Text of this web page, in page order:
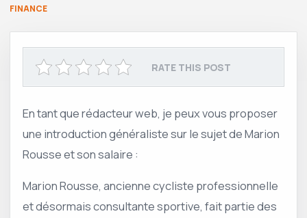
FINANCE
RATE THIS POST
En tant que rédacteur web, je peux vous proposer
une introduction généraliste sur le sujet de Marion
Rousse et son salaire :
Marion Rousse, ancienne cycliste professionnelle
et désormais consultante sportive, fait partie des